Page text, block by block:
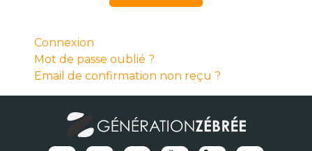
Connexion
Mot de passe oublié ?
Email de confirmation non reçu ?